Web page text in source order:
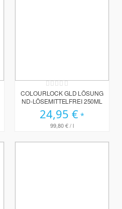
Rating:
0%
COLOURLOCK GLD LÖSUNG
ND-LÖSEMITTELFREI 250ML
24,95 €
99,80 €/ l